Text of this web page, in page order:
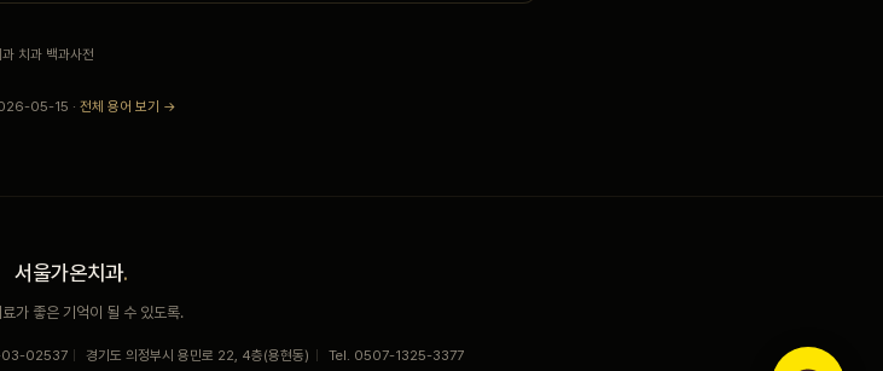
치과 백과사전
05-15 · 전체 용어 보기 →
서울가온치과.
가 좋은 기억이 될 수 있도록.
03-02537 경기도 의정부시 용민로 22, 4층(용현동) Tel. 0507-1325-3377